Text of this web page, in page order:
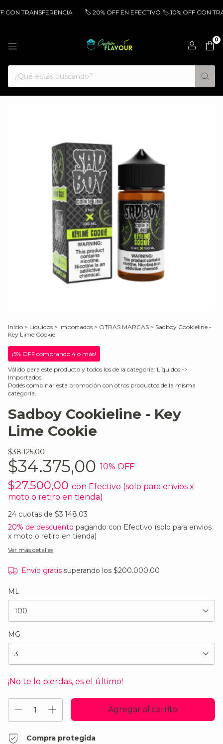
TRANSFERENCIA 🏷️ 20% OFF EN EFECTIVO 🏷️ 10% OFF CON
0
Inicio > Líquidos > Importados > OTRAS MARCAS > Sadboy Cookieline -
Key Lime Cookie
¡5% OFF comprando 4 o más!
Válido para este producto y todos los de la categoría: Líquidos ->
Importados.
Podés combinar esta promoción con otros productos de la misma
categoría.
Sadboy Cookieline - Key
Lime Cookie
$38.125,00
$34.375,00 10% OFF
$27.500,00 con Efectivo (solo para envios x
moto o retiro en tienda)
24 cuotas de $3.148,03
20% de descuento pagando con Efectivo (solo para envios
x moto o retiro en tienda)
Ver más detalles
Envío gratis superando los $200.000,00
ML
MG
¡No te lo pierdas, es el último!
Compra protegida